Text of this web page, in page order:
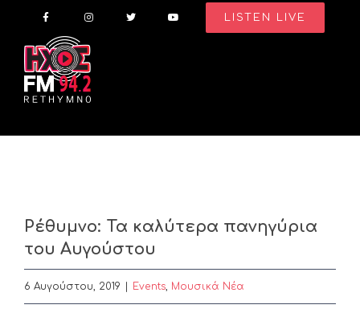
content
LISTEN LIVE
Ρέθυμνο: Τα καλύτερα πανηγύρια
του Αυγούστου
6 Αυγούστου, 2019 | Events Μουσικά Νέα